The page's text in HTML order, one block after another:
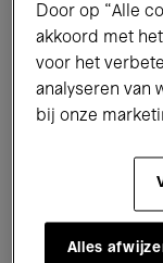
Jazz
Door op “Alle
akkoord met
voor het
analyseren van
bij onze
Alles